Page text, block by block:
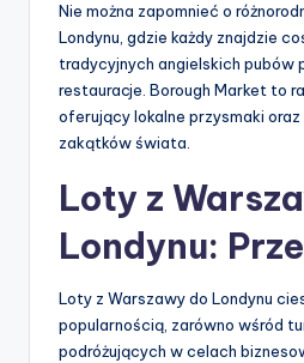
Nie można zapomnieć o
Londynu, gdzie każdy znajdzie
tradycyjnych angielskich pubów
restauracje. Borough Market to
oferujący lokalne przysmaki
zakątków świata.
Loty z
Londynu:
Loty z Warszawy do Londynu
popularnością, zarówno wśród
podróżujących w celach